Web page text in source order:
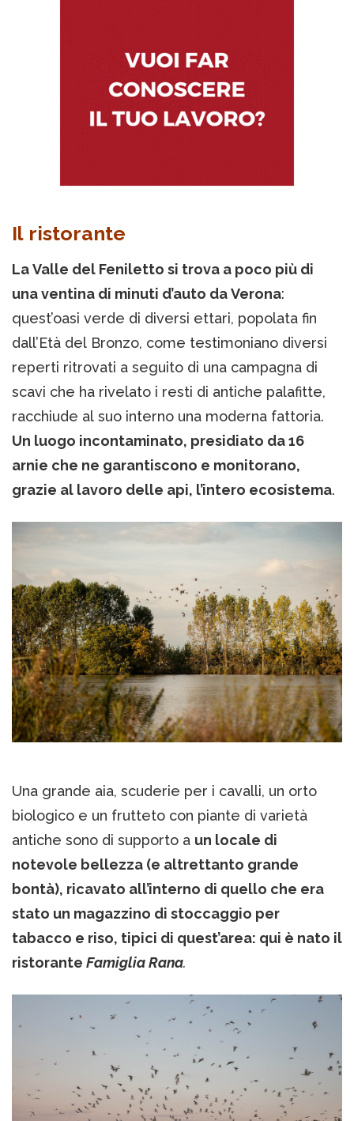
Il ristorante
La Valle del Feniletto si trova a poco più di
una ventina di minuti d’auto da Verona:
quest’oasi verde di diversi ettari, popolata fin
dall’Età del Bronzo, come testimoniano diversi
reperti ritrovati a seguito di una campagna di
scavi che ha rivelato i resti di antiche palafitte,
racchiude al suo interno una moderna fattoria.
Un luogo incontaminato, presidiato da 16
arnie che ne garantiscono e monitorano,
grazie al lavoro delle api, l’intero ecosistema.
Una grande aia, scuderie per i cavalli, un orto
biologico e un frutteto con piante di varietà
antiche sono di supporto a un locale di
notevole bellezza (e altrettanto grande
bontà), ricavato all’interno di quello che era
stato un magazzino di stoccaggio per
tabacco e riso, tipici di quest’area: qui è nato il
ristorante Famiglia Rana.